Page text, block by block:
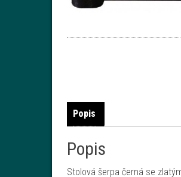
Popis
Popis
Stolová šerpa černá se